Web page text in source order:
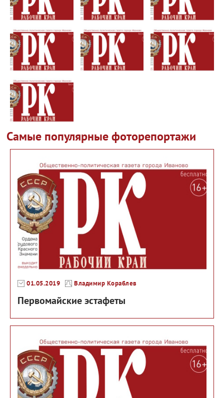
Самые популярные фоторепортажи
01.05.2019 Владимир Кораблев
Первомайские эстафеты